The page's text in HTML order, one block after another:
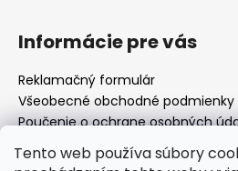
Tento web používa súbory
Informácie pre vás
Reklamačný formulár
Všeobecné obchodné
Poučenie o ochrane osobných